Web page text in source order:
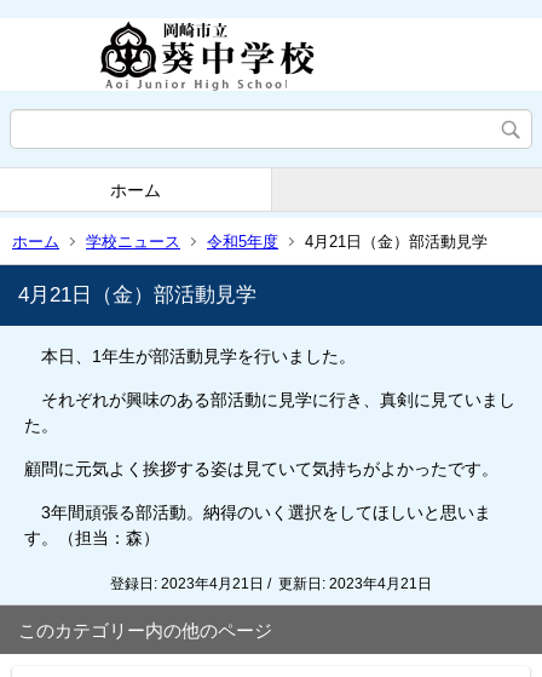
ホーム
ホーム 学校ニュース 令和5年度 4月21日（金）部活動見学
4月21日（金）部活動見学
本日、1年生が部活動見学を行いました。
それぞれが興味のある部活動に見学に行き、真剣に見ていまし
た。
顧問に元気よく挨拶する姿は見ていて気持ちがよかったです。
3年間頑張る部活動。納得のいく選択をしてほしいと思いま
す。（担当：森）
登録日: 2023年4月21日 / 更新日: 2023年4月21日
このカテゴリー内の他のページ